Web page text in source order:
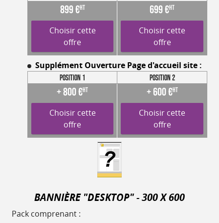
899 €HT 699 €HT
Choisir cette
offre
Choisir cette
offre
Supplément Ouverture Page d'accueil site :
Position 1 Position 2
+ 800 €HT + 600 €HT
Choisir cette
offre
Choisir cette
offre
BANNIÈRE "DESKTOP" - 300 X 600
Pack comprenant :